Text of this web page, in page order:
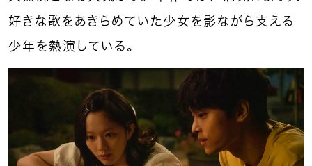
好きな歌をあきらめていた少女を影ながら支える
少年を熱演している。